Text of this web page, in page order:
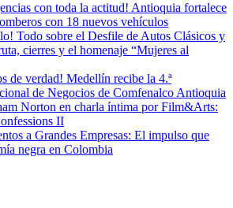
con toda la actitud! Antioquia fortalece
con 18 nuevos vehículos
Todo sobre el Desfile de Autos Clásicos y
cierres y el homenaje “Mujeres al
de verdad! Medellín recibe la 4.ª
de Negocios de Comfenalco Antioquia
Norton en charla íntima por Film&Arts:
II
a Grandes Empresas: El impulso que
negra en Colombia